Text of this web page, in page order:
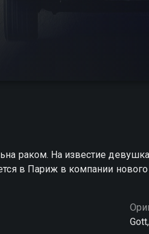
раком. На известие
в Париж в компании нового